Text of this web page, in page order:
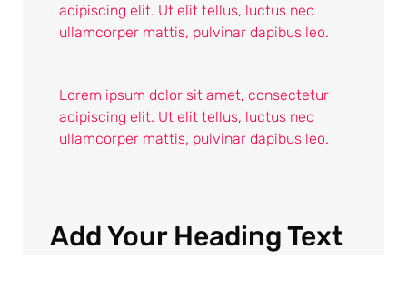
adipiscing elit. Ut elit tellus, luctus nec
ullamcorper mattis, pulvinar dapibus leo.
Lorem ipsum dolor sit amet, consectetur
adipiscing elit. Ut elit tellus, luctus nec
ullamcorper mattis, pulvinar dapibus leo.
Add Your Heading Text